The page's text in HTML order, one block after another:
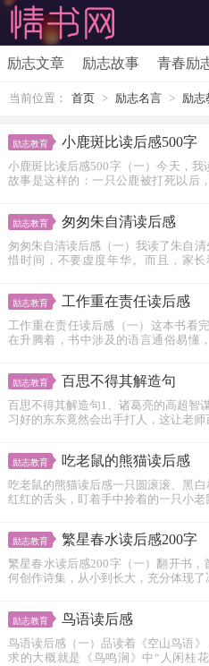
励志文章 励志故事 青春励
当前位置： 首页 > 励志名言 > 励志
励志教育 小鹿斑比读后感500字
小鹿斑比读后感500字（一）今天，我
故事是这样的：一只公鹿被打死以后
励志教育 匆匆朱自清读后感
匆匆朱自清读后感（一）我读了朱自
惜时间，不要虚度年华。而且，家
励志教育 工作重在责任读后感
工作重在责任读后感（一）这本书看
在升腾着，书中涉及的语言通俗易懂
励志教育 百思不得其解造句
百思不得其解造句1、诸葛亮的高超智
习好的东东竟然会出手打人，这让老师
励志教育 吃老鼠的熊猫读后感
吃老鼠的熊猫读后感一只圆滚滚、黑
红红的舌头，盯着手中拎着的一只小老
励志教育 繁星春水读后感200字
繁星春水读后感200字（一）翻开书
何创作诗集，从小到长大，充分体现
励志教育 鸟语读后感
鸟语读后感（一）品读着《空山鸟语
求的大概就是《鸟鸣涧》中“人闲桂